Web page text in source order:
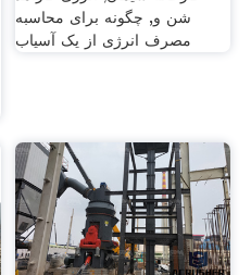
شن و, چگونه برای محاسبه
مصرف انرژی از یک آسیاب